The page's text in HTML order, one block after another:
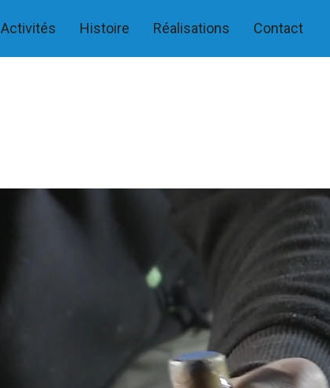
Activités Histoire Réalisations Contact